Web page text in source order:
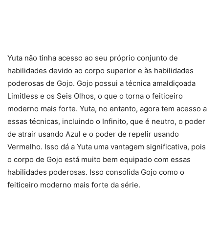
Yuta não tinha acesso ao seu próprio conjunto de
habilidades devido ao corpo superior e às habilidades
poderosas de Gojo. Gojo possui a técnica amaldiçoada
Limitless e os Seis Olhos, o que o torna o feiticeiro
moderno mais forte. Yuta, no entanto, agora tem acesso a
essas técnicas, incluindo o Infinito, que é neutro, o poder
de atrair usando Azul e o poder de repelir usando
Vermelho. Isso dá a Yuta uma vantagem significativa, pois
o corpo de Gojo está muito bem equipado com essas
habilidades poderosas. Isso consolida Gojo como o
feiticeiro moderno mais forte da série.